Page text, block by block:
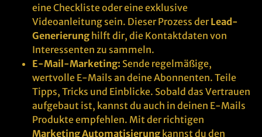
eine Checkliste oder eine exklusive
Videoanleitung sein. Dieser Prozess derLead-
Generierung hilft dir, die Kontaktdaten von
Interessenten zu sammeln.
E-Mail-Marketing: Sende regelmäßige,
wertvolle E-Mails an deine Abonnenten. Teile
Tipps, Tricks und Einblicke. Sobald das Vertrauen
aufgebaut ist, kannst du auch in deinen E-Mails
Produkte empfehlen. Mit der richtigen
Marketing Automatisierung kannst du den